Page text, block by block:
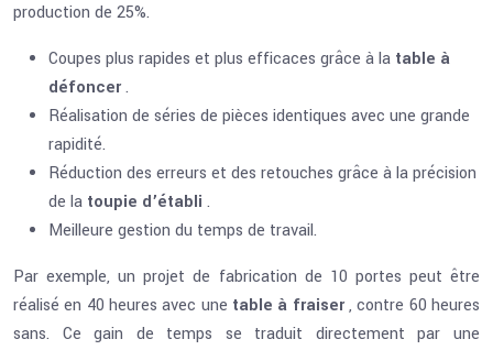
production de 25%.
Coupes plus rapides et plus efficaces grâce à la table à
défoncer.
Réalisation de séries de pièces identiques avec une grande
rapidité.
Réduction des erreurs et des retouches grâce à la précision
de la toupie d’établi .
Meilleure gestion du temps de travail.
Par exemple, un projet de fabrication de 10 portes peut être
réalisé en 40 heures avec une table à fraiser, contre 60 heures
sans. Ce gain de temps se traduit directement par une